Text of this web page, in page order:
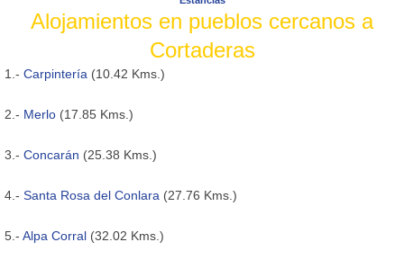
Alojamientos en pueblos cercanos a
Cortaderas
1.- Carpintería (10.42 Kms.)
2.- Merlo (17.85 Kms.)
3.- Concarán (25.38 Kms.)
4.- Santa Rosa del Conlara (27.76 Kms.)
5.- Alpa Corral (32.02 Kms.)